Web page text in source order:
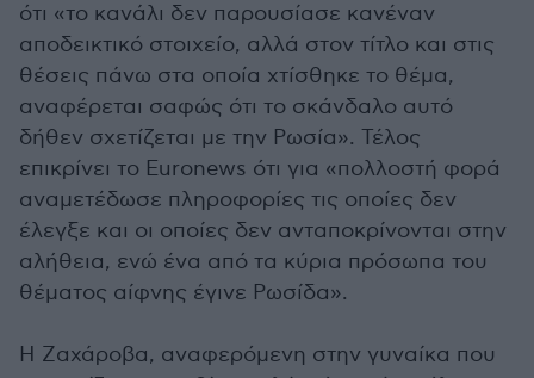
ότι «το κανάλι δεν παρουσίασε κανέναν
αποδεικτικό στοιχείο, αλλά στον τίτλο και στις
θέσεις πάνω στα οποία χτίσθηκε το θέμα,
αναφέρεται σαφώς ότι το σκάνδαλο αυτό
δήθεν σχετίζεται με την Ρωσία». Τέλος
επικρίνει το Euronews ότι για «πολλοστή φορά
αναμετέδωσε πληροφορίες τις οποίες δεν
έλεγξε και οι οποίες δεν ανταποκρίνονται στην
αλήθεια, ενώ ένα από τα κύρια πρόσωπα του
θέματος αίφνης έγινε Ρωσίδα».
Η Ζαχάροβα, αναφερόμενη στην γυναίκα που